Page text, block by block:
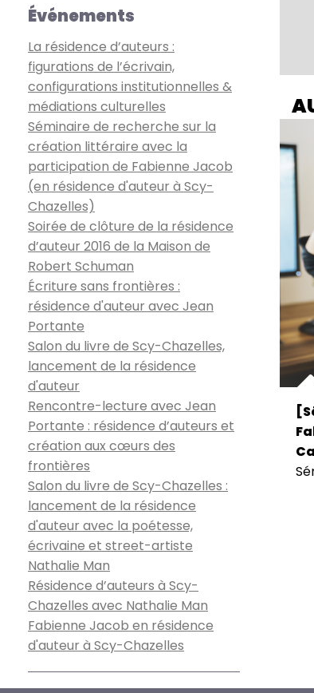
Événements
La résidence d’auteurs :
figurations de l’écrivain,
configurations institutionnelles &
médiations culturelles
Séminaire de recherche sur la
création littéraire avec la
participation de Fabienne Jacob
(en résidence d'auteur à Scy-
Chazelles)
Soirée de clôture de la résidence
d’auteur 2016 de la Maison de
Robert Schuman
Écriture sans frontières :
résidence d'auteur avec Jean
Portante
Salon du livre de Scy-Chazelles,
lancement de la résidence
d'auteur
Rencontre-lecture avec Jean
Portante : résidence d’auteurs et
création aux cœurs des
frontières
Salon du livre de Scy-Chazelles :
lancement de la résidence
d'auteur avec la poétesse,
écrivaine et street-artiste
Nathalie Man
Résidence d’auteurs à Scy-
Chazelles avec Nathalie Man
Fabienne Jacob en résidence
d'auteur à Scy-Chazelles